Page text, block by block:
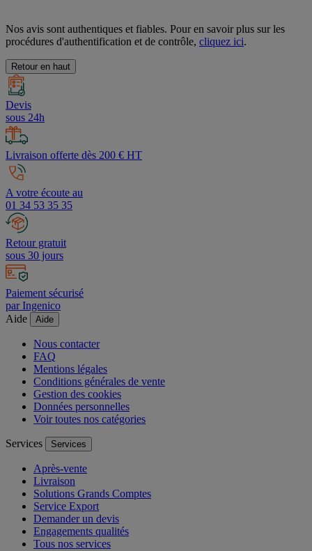
Nos avis sont authentiques et fiables. Pour en savoir plus sur les
procédures d'authentification et de contrôle, cliquez ici.
Retour en haut
Devis
sous 24h
Livraison offerte dès 200 € HT
A votre écoute au
01 34 53 35 35
Retour gratuit
sous 30 jours
Paiement sécurisé
par Ingenico
Aide
Aide
Nous contacter
FAQ
Mentions légales
Conditions générales de vente
Gestion des cookies
Données personnelles
Voir toutes nos catégories
Services Services
Après-vente
Livraison
Solutions Grands Comptes
Service Export
Demander un devis
Engagements qualités
Tous nos services